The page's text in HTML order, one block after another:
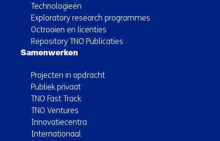
Technologieën
Exploratory research programmes
Octrooien en licenties
Repository TNO Publicaties
Samenwerken
Projecten in opdracht
Publiek privaat
TNO Fast Track
TNO Ventures
Innovatiecentra
Internationaal